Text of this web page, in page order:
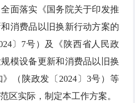
面落实《国务院关于印发推
消费品以旧换新行动方案的
〕7号）及《陕西省人民政
模设备更新和消费品以旧换
（陕政发〔2024〕3号）等
区实际，制定本工作方案。